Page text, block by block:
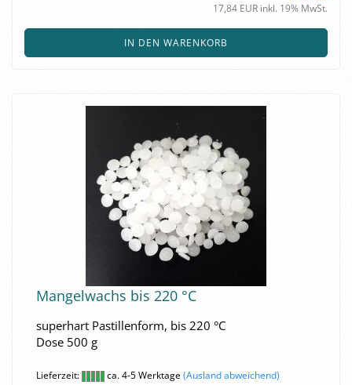
17,84 EUR inkl. 19% MwSt.
IN DEN WARENKORB
Man­gel­wachs bis 220 °C
su­per­hart Pas­til­len­form, bis 220 °C
Dose 500 g
Lieferzeit: ca. 4-5 Werktage(Ausland abweichend)